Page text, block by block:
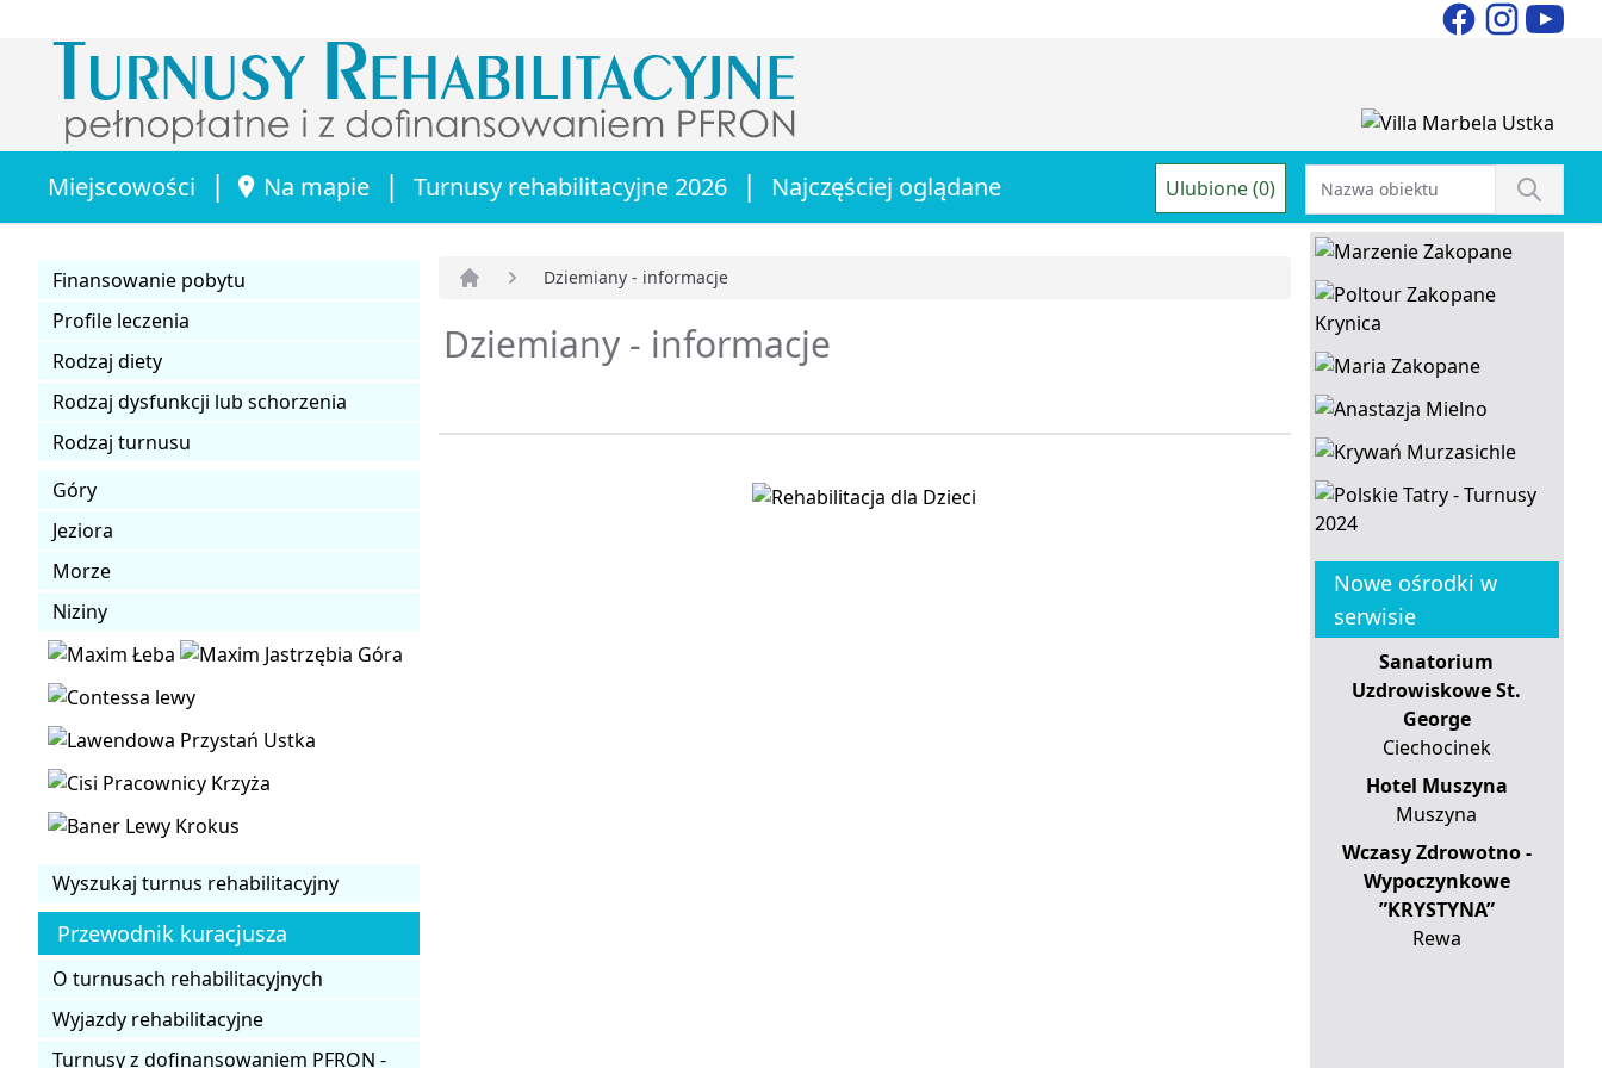
Miejscowości | Na mapie | Turnusy rehabilitacyjne 2026 | Najczęściej oglądane Ulubione (0)
Finansowanie pobytu
Profile leczenia
Rodzaj diety
Rodzaj dysfunkcji lub schorzenia
Rodzaj turnusu
Góry
Jeziora
Morze
Niziny
Wyszukaj turnus rehabilitacyjny
Przewodnik kuracjusza
O turnusach rehabilitacyjnych
Wyjazdy rehabilitacyjne
Turnusy z dofinansowaniem PFRON -
Dziemiany - informacje
Dziemiany - informacje
Nowe ośrodki w
serwisie
Sanatorium
Uzdrowiskowe St.
George
Ciechocinek
Hotel Muszyna
Muszyna
Wczasy Zdrowotno -
Wypoczynkowe
”KRYSTYNA”
Rewa